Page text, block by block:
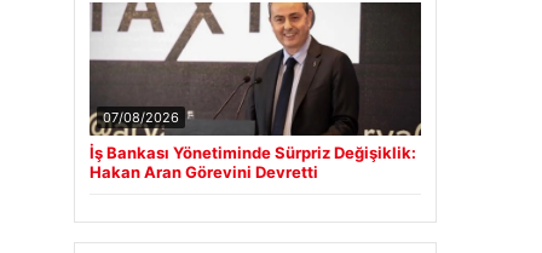
07/08/2026
İş Bankası Yönetiminde Sürpriz Değişiklik:
Hakan Aran Görevini Devretti